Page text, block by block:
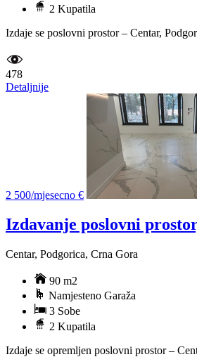
2 Kupatila
Izdaje se poslovni prostor – Centar,
478
Detaljnije
2 500/mjesecno €
Izdavanje poslovni
Centar, Podgorica, Crna Gora
90 m2
Namjesteno Garaža
3 Sobe
2 Kupatila
Izdaje se opremljen poslovni prostor –